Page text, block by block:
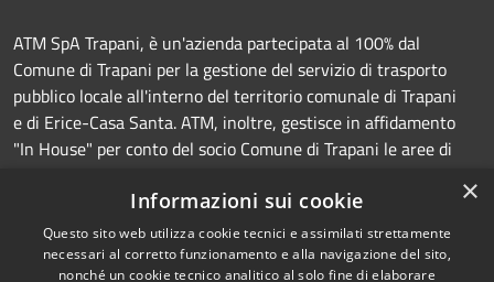
ATM SpA Trapani, è un'azienda partecipata al 100% dal
Comune di Trapani per la gestione del servizio di trasporto
pubblico locale all'interno del territorio comunale di Trapani
e di Erice-Casa Santa. ATM, inoltre, gestisce in affidamento
"In House" per conto del socio Comune di Trapani le aree di
manutenzione della segnaletica orizzontale e verticale.
×
Informazioni sui cookie
Questo sito web utilizza cookie tecnici e assimilati strettamente
necessari al corretto funzionamento e alla navigazione del sito,
nonché un cookie tecnico analitico al solo fine di elaborare